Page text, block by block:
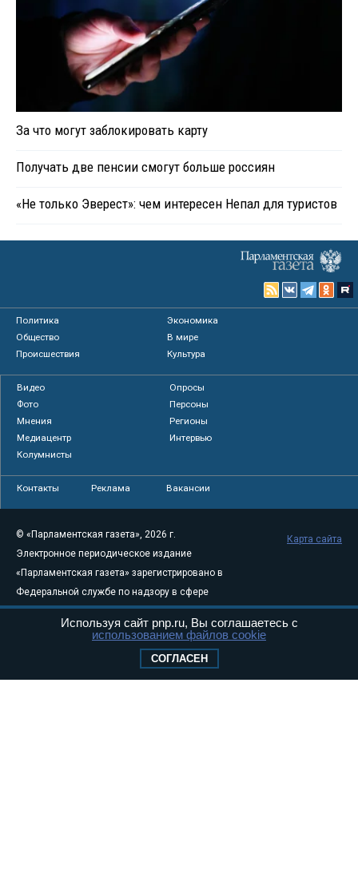
За что могут заблокировать карту
Получать две пенсии смогут больше россиян
«Не только Эверест»: чем интересен Непал для туристов
Политика
Экономика
Общество
В мире
Происшествия
Культура
Видео
Опросы
Фото
Персоны
Мнения
Регионы
Медиацентр
Интервью
Колумнисты
Контакты Реклама Вакансии
© «Парламентская газета», 2026 г.
Электронное периодическое издание
«Парламентская газета» зарегистрировано в
Федеральной службе по надзору в сфере
связи, информационных технологий и
массовых коммуникаций (Роскомнадзор) 05
Свидетельство о регистрации Эл № ФС77-
Карта сайта
Используя сайт pnp.ru, Вы соглашаетесь с
использованием файлов cookie
СОГЛАСЕН